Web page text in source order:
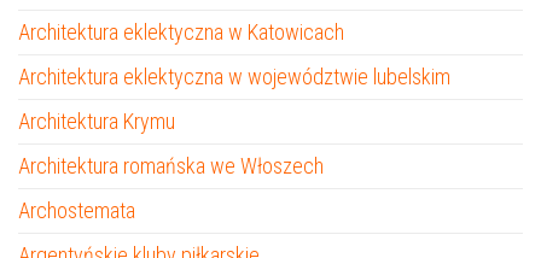
Architektura eklektyczna w Katowicach
Architektura eklektyczna w województwie lubelskim
Architektura Krymu
Architektura romańska we Włoszech
Archostemata